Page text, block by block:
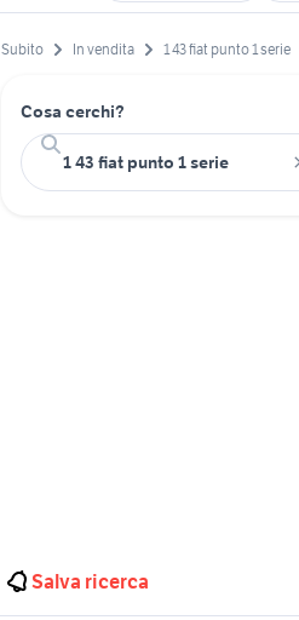
Subito In vendita 1 43 fiat punto 1 serie
Cosa cerchi?
Salva ricerca